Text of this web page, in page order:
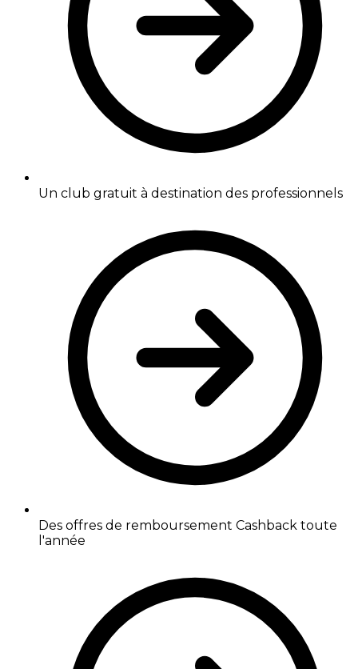
Un club gratuit à destination des professionnels
Des offres de remboursement Cashback toute
l'année